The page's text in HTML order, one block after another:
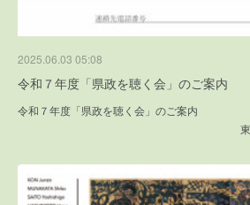
2025.06.03 05:08
令和７年度「県政を聴く会」のご案内
令和７年度「県政を聴く会」のご案内
東京青森県人会